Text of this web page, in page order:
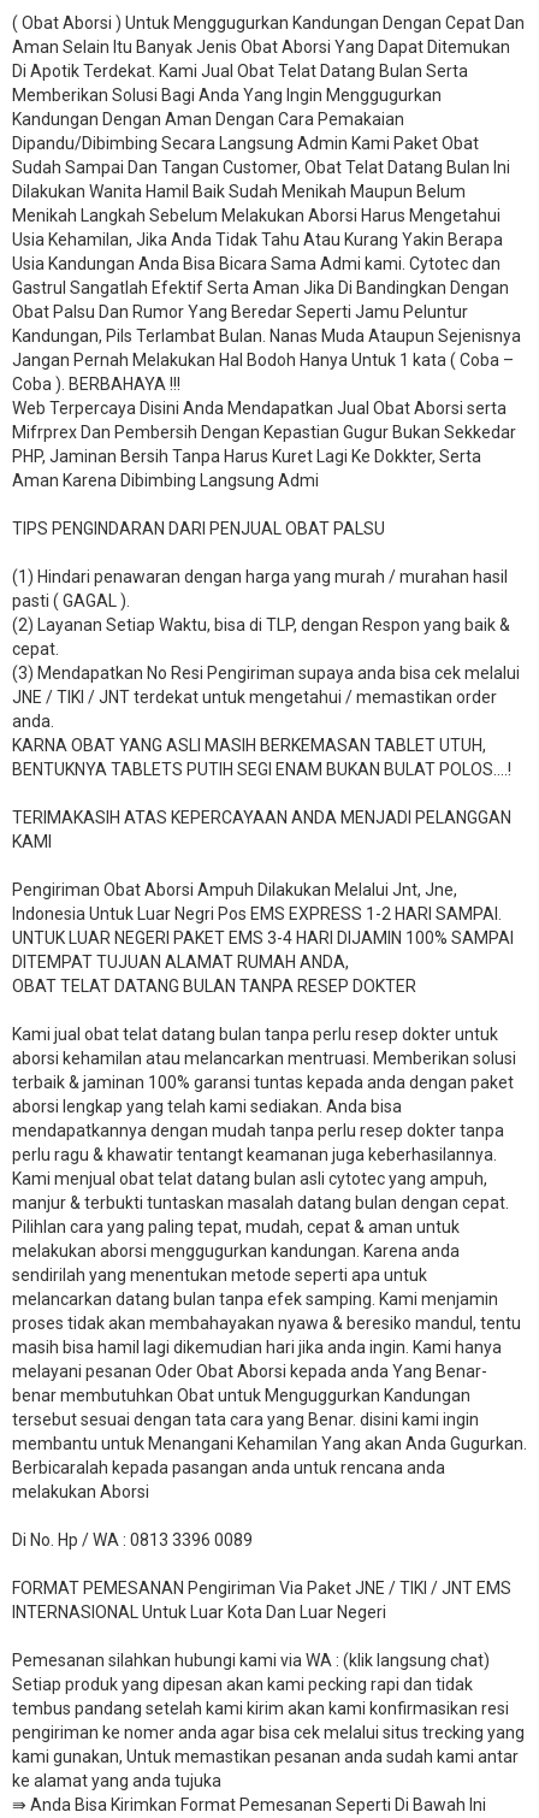
( Obat Aborsi ) Untuk Menggugurkan Kandungan Dengan Cepat Dan
Aman Selain Itu Banyak Jenis Obat Aborsi Yang Dapat Ditemukan
Di Apotik Terdekat. Kami Jual Obat Telat Datang Bulan Serta
Memberikan Solusi Bagi Anda Yang Ingin Menggugurkan
Kandungan Dengan Aman Dengan Cara Pemakaian
Dipandu/Dibimbing Secara Langsung Admin Kami Paket Obat
Sudah Sampai Dan Tangan Customer, Obat Telat Datang Bulan Ini
Dilakukan Wanita Hamil Baik Sudah Menikah Maupun Belum
Menikah Langkah Sebelum Melakukan Aborsi Harus Mengetahui
Usia Kehamilan, Jika Anda Tidak Tahu Atau Kurang Yakin Berapa
Usia Kandungan Anda Bisa Bicara Sama Admi kami. Cytotec dan
Gastrul Sangatlah Efektif Serta Aman Jika Di Bandingkan Dengan
Obat Palsu Dan Rumor Yang Beredar Seperti Jamu Peluntur
Kandungan, Pils Terlambat Bulan. Nanas Muda Ataupun Sejenisnya
Jangan Pernah Melakukan Hal Bodoh Hanya Untuk 1 kata ( Coba –
Coba ). BERBAHAYA !!!
Web Terpercaya Disini Anda Mendapatkan Jual Obat Aborsi serta
Mifrprex Dan Pembersih Dengan Kepastian Gugur Bukan Sekkedar
PHP, Jaminan Bersih Tanpa Harus Kuret Lagi Ke Dokkter, Serta
Aman Karena Dibimbing Langsung Admi
TIPS PENGINDARAN DARI PENJUAL OBAT PALSU
(1) Hindari penawaran dengan harga yang murah / murahan hasil
pasti ( GAGAL ).
(2) Layanan Setiap Waktu, bisa di TLP, dengan Respon yang baik &
cepat.
(3) Mendapatkan No Resi Pengiriman supaya anda bisa cek melalui
JNE / TIKI / JNT terdekat untuk mengetahui / memastikan order
anda.
KARNA OBAT YANG ASLI MASIH BERKEMASAN TABLET UTUH,
BENTUKNYA TABLETS PUTIH SEGI ENAM BUKAN BULAT POLOS….!
TERIMAKASIH ATAS KEPERCAYAAN ANDA MENJADI PELANGGAN
KAMI
Pengiriman Obat Aborsi Ampuh Dilakukan Melalui Jnt, Jne,
Indonesia Untuk Luar Negri Pos EMS EXPRESS 1-2 HARI SAMPAI.
UNTUK LUAR NEGERI PAKET EMS 3-4 HARI DIJAMIN 100% SAMPAI
DITEMPAT TUJUAN ALAMAT RUMAH ANDA,
OBAT TELAT DATANG BULAN TANPA RESEP DOKTER
Kami jual obat telat datang bulan tanpa perlu resep dokter untuk
aborsi kehamilan atau melancarkan mentruasi. Memberikan solusi
terbaik & jaminan 100% garansi tuntas kepada anda dengan paket
aborsi lengkap yang telah kami sediakan. Anda bisa
mendapatkannya dengan mudah tanpa perlu resep dokter tanpa
perlu ragu & khawatir tentangt keamanan juga keberhasilannya.
Kami menjual obat telat datang bulan asli cytotec yang ampuh,
manjur & terbukti tuntaskan masalah datang bulan dengan cepat.
Pilihlan cara yang paling tepat, mudah, cepat & aman untuk
melakukan aborsi menggugurkan kandungan. Karena anda
sendirilah yang menentukan metode seperti apa untuk
melancarkan datang bulan tanpa efek samping. Kami menjamin
proses tidak akan membahayakan nyawa & beresiko mandul, tentu
masih bisa hamil lagi dikemudian hari jika anda ingin. Kami hanya
melayani pesanan Oder Obat Aborsi kepada anda Yang Benar-
benar membutuhkan Obat untuk Menguggurkan Kandungan
tersebut sesuai dengan tata cara yang Benar. disini kami ingin
membantu untuk Menangani Kehamilan Yang akan Anda Gugurkan.
Berbicaralah kepada pasangan anda untuk rencana anda
melakukan Aborsi
Di No. Hp / WA : 0813 3396 0089
FORMAT PEMESANAN Pengiriman Via Paket JNE / TIKI / JNT EMS
INTERNASIONAL Untuk Luar Kota Dan Luar Negeri
Pemesanan silahkan hubungi kami via WA : (klik langsung chat)
Setiap produk yang dipesan akan kami pecking rapi dan tidak
tembus pandang setelah kami kirim akan kami konfirmasikan resi
pengiriman ke nomer anda agar bisa cek melalui situs trecking yang
kami gunakan, Untuk memastikan pesanan anda sudah kami antar
ke alamat yang anda tujuka
⇛ Anda Bisa Kirimkan Format Pemesanan Seperti Di Bawah Ini